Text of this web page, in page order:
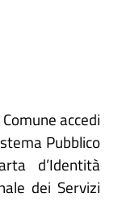
accedi
Pubblico
d’Identità
dei Servizi